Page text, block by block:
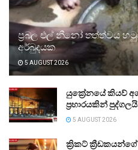
ප්‍රබල එල් නීනෝ තත්ත්වය
අර්බුදයක
5 AUGUST 2026
යුක්‍රේනයේ කියව්
ප්‍රහාරයකින්
5 AUGUST 2026
ක්‍රිකට්